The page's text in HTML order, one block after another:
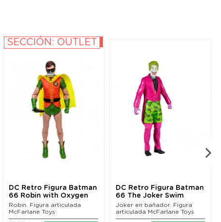
-10%
SECCIÓN: OUTLET
DC Retro Figura Batman
66 Robin with Oxygen
Mask 15 cm
Robin. Figura articulada
McFarlane Toys
DC Retro Figura Batman
66 The Joker Swim
Shorts 15 cm
Joker en bañador. Figura
articulada McFarlane Toys